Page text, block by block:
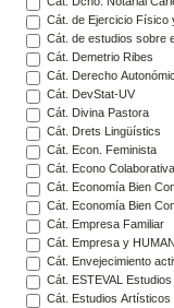
Cát. de Ejercicio Físico
Cát. de estudios sobre
Cát. Demetrio Ribes
Cát. Derecho
Cát. DevStat-UV
Cát. Divina Pastora
Cát. Drets Lingüístics
Cát. Econ. Feminista
Cát. Econo Colaborativa
Cát. Economía Bien
Cát. Economía Bien
Cát. Empresa Familiar
Cát. Empresa y
Cát. Envejecimiento
Cát. ESTEVAL
Cát. Estudios Artísticos